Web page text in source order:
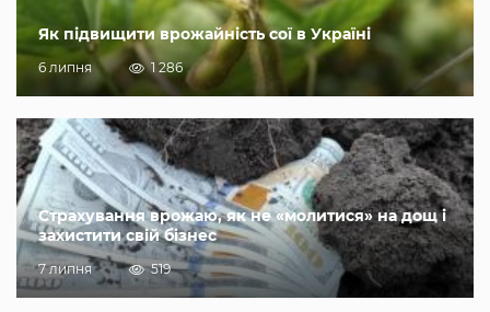
Як підвищити врожайність сої в Україні
6 липня 1 286
Страхування врожаю, як не «молитися» на дощ і
захистити свій бізнес
7 липня 519